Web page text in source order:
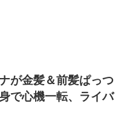
が金髪＆前髪ぱっつ
で心機一転、ライバ